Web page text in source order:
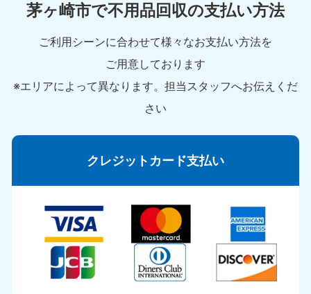
茅ヶ崎市で不用品回収の支払い方法
ご利用シーンに合わせて様々なお支払い方法を
ご用意しております
※エリアによって異なります。担当スタッフへお伝えくだ
さい
クレジットカード支払い